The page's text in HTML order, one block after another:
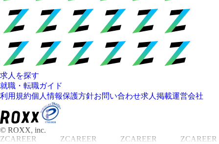
求人を探す
就職・転職ガイド
利用規約個人情報保護方針お問い合わせ求人掲載運営会社
© ROXX, inc.
ZCAREER
ZCAREER ZCAREER ZCAREER